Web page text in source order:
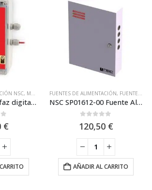
NSC, MÓDULOS ANALÓGICOS NSC ,NSC,SISTEMA DE
Módulo de interfaz digital para el cable sensor térmico certificado acorde a EN54-28 / NSC SP05682-01
€
FUENTES DE ALIMENTACIÓN, FUENTES DE ALIMENTACIÓN NSC
NSC SP01612-00 Fuente Alimentación 24V-2.5Ah Conmutada
120,50 €
AÑADIR AL CARRITO